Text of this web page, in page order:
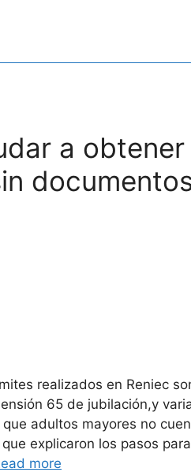
a obtener
realizados en Reniec
65 de jubilación,y
adultos mayores no
explicaron los pasos
more